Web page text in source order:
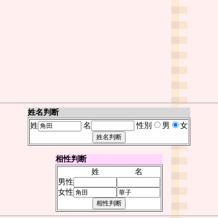
姓名判断
姓
名 性別 男 女
相性判断
姓
名
男性
女性